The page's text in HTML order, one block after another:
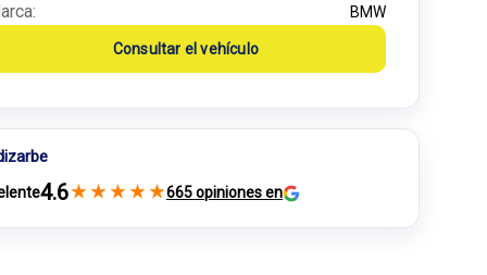
BMW
Consultar el vehículo
4.6★ ★ ★ ★ ★665 opiniones en